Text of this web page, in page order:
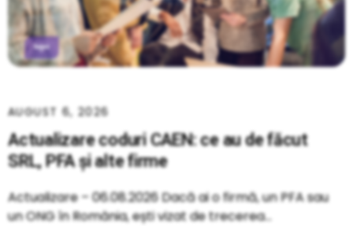
Actualizare coduri CAEN: ce au de făcut
SRL, PFA și alte firme
AUGUST 6, 2026
Actualizare – 06.08.2026 Dacă ai o firmă, un PFA sau
un ONG în România, ești vizat de trecerea